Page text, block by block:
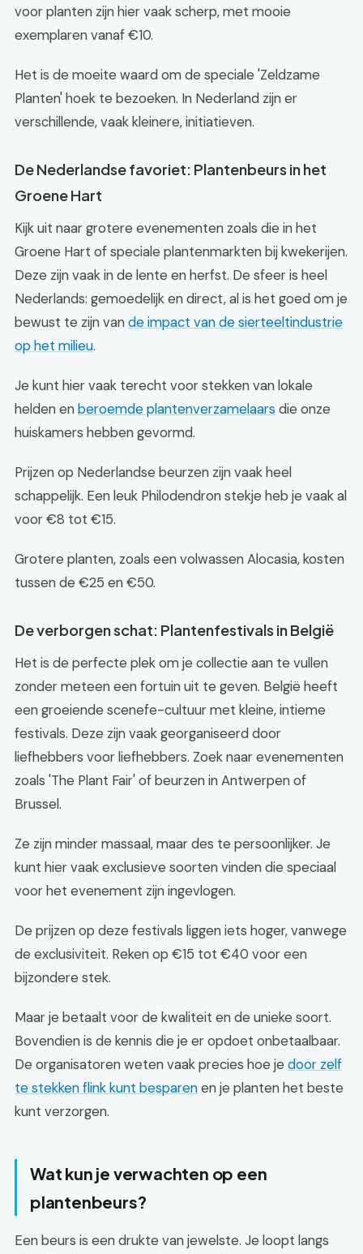
voor planten zijn hier vaak scherp, met mooie
exemplaren vanaf €10.
Het is de moeite waard om de speciale 'Zeldzame
Planten' hoek te bezoeken. In Nederland zijn er
verschillende, vaak kleinere, initiatieven.
De Nederlandse favoriet: Plantenbeurs in het
Groene Hart
Kijk uit naar grotere evenementen zoals die in het
Groene Hart of speciale plantenmarkten bij kwekerijen.
Deze zijn vaak in de lente en herfst. De sfeer is heel
Nederlands: gemoedelijk en direct, al is het goed om je
bewust te zijn vande impact van de sierteeltindustrie
op het milieu.
Je kunt hier vaak terecht voor stekken van lokale
helden enberoemde plantenverzamelaars die onze
huiskamers hebben gevormd.
Prijzen op Nederlandse beurzen zijn vaak heel
schappelijk. Een leuk Philodendron stekje heb je vaak al
voor €8 tot €15.
Grotere planten, zoals een volwassen Alocasia, kosten
tussen de €25 en €50.
De verborgen schat: Plantenfestivals in België
Het is de perfecte plek om je collectie aan te vullen
zonder meteen een fortuin uit te geven. België heeft
een groeiende scenefe-cultuur met kleine, intieme
festivals. Deze zijn vaak georganiseerd door
liefhebbers voor liefhebbers. Zoek naar evenementen
zoals 'The Plant Fair' of beurzen in Antwerpen of
Brussel.
Ze zijn minder massaal, maar des te persoonlijker. Je
kunt hier vaak exclusieve soorten vinden die speciaal
voor het evenement zijn ingevlogen.
De prijzen op deze festivals liggen iets hoger, vanwege
de exclusiviteit. Reken op €15 tot €40 voor een
bijzondere stek.
Maar je betaalt voor de kwaliteit en de unieke soort.
Bovendien is de kennis die je er opdoet onbetaalbaar.
De organisatoren weten vaak precies hoe je door zelf
te stekken flink kunt besparenen je planten het beste
kunt verzorgen.
Wat kun je verwachten op een
plantenbeurs?
Een beurs is een drukte van jewelste. Je loopt langs